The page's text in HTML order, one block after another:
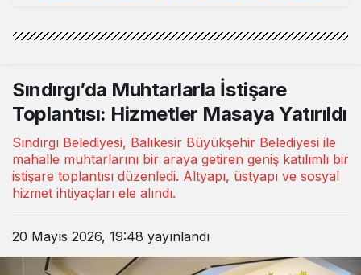
Sındırgı’da Muhtarlarla İstişare
Toplantısı: Hizmetler Masaya Yatırıldı
Sındırgı Belediyesi, Balıkesir Büyükşehir Belediyesi ile
mahalle muhtarlarını bir araya getiren geniş katılımlı bir
istişare toplantısı düzenledi. Altyapı, üstyapı ve sosyal
hizmet ihtiyaçları ele alındı.
20 Mayıs 2026, 19:48 yayınlandı